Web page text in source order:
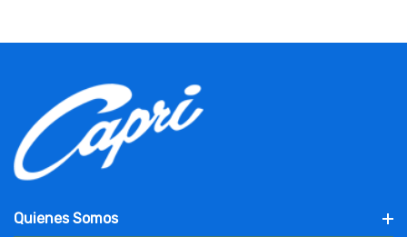
Quienes Somos